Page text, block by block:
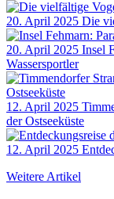
20. April 2025 Die
20. April 2025 Insel
Wassersportler
12. April 2025
der Ostseeküste
12. April 2025
Weitere Artikel